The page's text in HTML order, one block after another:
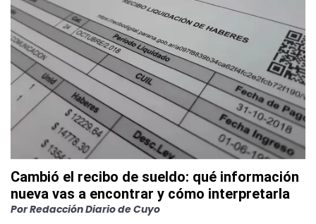
Cambió el recibo de sueldo: qué información
nueva vas a encontrar y cómo interpretarla
PorRedacción Diario de Cuyo